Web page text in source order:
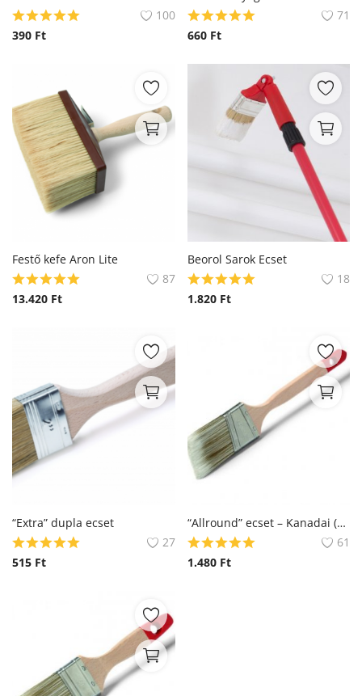
100
390 Ft
71
660 Ft
Festő kefe Aron Lite
87
13.420 Ft
Beorol Sarok Ecset
18
1.820 Ft
“Extra” dupla ecset
27
515 Ft
“Allround” ecset – Kanadai (ablakfestő)
61
1.480 Ft